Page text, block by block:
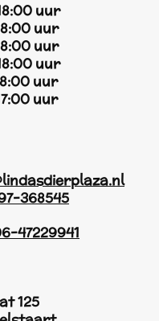
uur
uur
uur
uur
uur
uur
368545
47229941
125